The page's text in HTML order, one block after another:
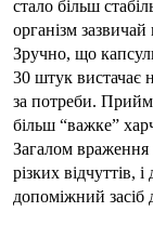
стало більш
організм
Зручно, що
30 штук вистачає
за потреби.
більш “важке”
Загалом враження
різких відчуттів,
допоміжний засіб